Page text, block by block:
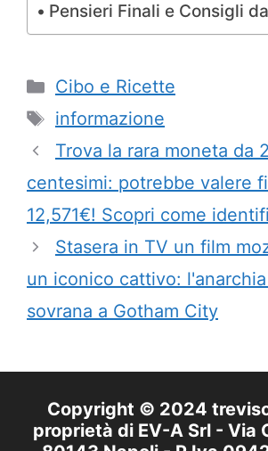
Pensieri Finali e Consigli
Categorie
Cibo e Ricette
Tag
informazione
Trova la rara moneta da
centesimi: potrebbe valere
12,571€! Scopri come
Stasera in TV un film
un iconico cattivo:
sovrana a Gotham City
Copyright © 2024
proprietà di EV-A Srl - Via